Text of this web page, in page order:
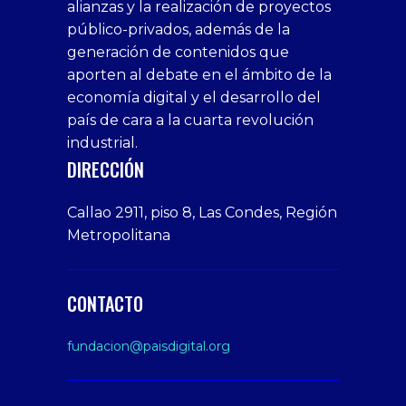
bedava
bonus
veren
siteler
1xbet
deneme
bonusu
veren
sahabet
giriş
1xbet
giriş
tarafbet
giriş
bonusu
Deneme
bonusu
veren
siteler
porn
on
webcam
Cumshots
Tits
Free
Amateur
Porn
Xxx
Indian
Big
Butt
sex
From
Step
bonusu
veren
siteler
alianzas y la realización de proyectos
público-privados, además de la
generación de contenidos que
aporten al debate en el ámbito de la
economía digital y el desarrollo del
país de cara a la cuarta revolución
industrial.
DIRECCIÓN
Callao 2911, piso 8, Las Condes, Región
Metropolitana
CONTACTO
fundacion@paisdigital.org